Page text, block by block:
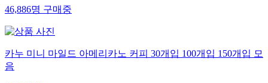
46,886명구매중
카누 미니 마일드 아메리카노 커피 30개입 100개입 150개입 모
음